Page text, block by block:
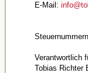
E-Mail:
Verantwortlich
Tobias Richter